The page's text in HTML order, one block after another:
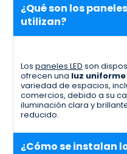
¿Qué son los
utilizan?
Lospaneles LED son
ofrecen una luz
variedad de espacios,
comercios, debido a su
iluminación clara y
reducido.
¿Cómo se instalan